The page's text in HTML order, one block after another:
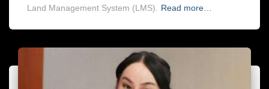
Land Management System (LMS).
Read more…